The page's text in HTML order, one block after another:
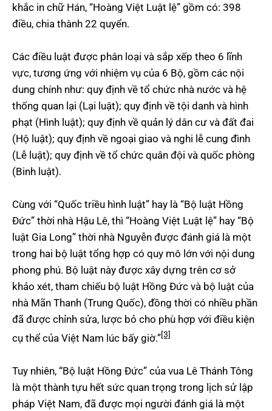
khắc in chữ Hán, “Hoàng Việt Luật lệ” gồm có: 398
điều, chia thành 22 quyển.
Các điều luật được phân loại và sắp xếp theo 6 lĩnh
vực, tương ứng với nhiệm vụ của 6 Bộ, gồm các nội
dung chính như: quy định về tổ chức nhà nước và hệ
thống quan lại (Lại luật); quy định về tội danh và hình
phạt (Hình luật); quy định về quản lý dân cư và đất đai
(Hộ luật); quy định về ngoại giao và nghi lễ cung đình
(Lễ luật); quy định về tổ chức quân đội và quốc phòng
(Binh luật).
Cùng với “Quốc triều hình luật” hay là “Bộ luật Hồng
Đức” thời nhà Hậu Lê, thì “Hoàng Việt Luật lệ” hay “Bộ
luật Gia Long” thời nhà Nguyễn được đánh giá là một
trong hai bộ luật tổng hợp có quy mô lớn với nội dung
phong phú. Bộ luật này được xây dựng trên cơ sở
khảo xét, tham chiếu bộ luật Hồng Đức và bộ luật của
nhà Mãn Thanh (Trung Quốc), đồng thời có nhiều phần
đã được chỉnh sửa, lược bỏ cho phù hợp với điều kiện
cụ thể của Việt Nam lúc bấy giờ.”[3]
Tuy nhiên, “Bộ luật Hồng Đức” của vua Lê Thánh Tông
là một thành tựu hết sức quan trọng trong lịch sử lập
pháp Việt Nam, đã được mọi người đánh giá là một